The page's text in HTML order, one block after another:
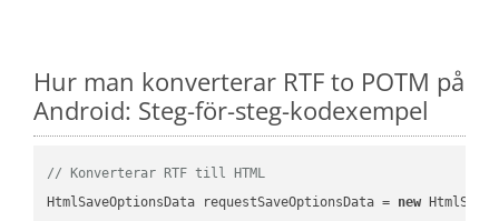
Hur man konverterar RTF to POTM på
Android: Steg-för-steg-kodexempel
// Konverterar RTF till HTML
HtmlSaveOptionsData requestSaveOptionsData = new